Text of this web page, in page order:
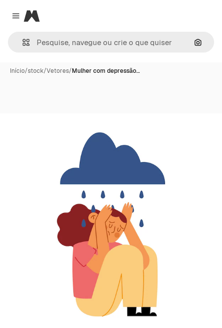
Close menu
Magnific
Início/stock/Vetores/Mulher com depressão…